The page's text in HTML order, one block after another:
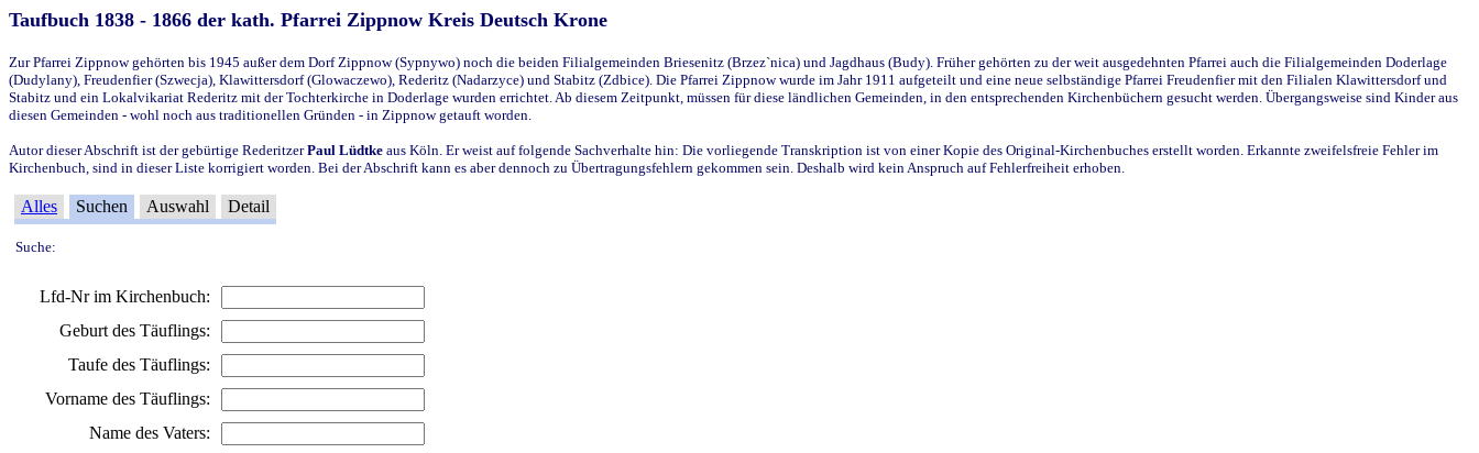
Taufbuch 1838 - 1866 der kath. Pfarrei Zippnow Kreis Deutsch Krone
Zur Pfarrei Zippnow gehörten bis 1945 außer dem Dorf Zippnow (Sypnywo) noch die beiden Filialgemeinden Briesenitz (Brzez`nica) und Jagdhaus (Budy). Früher gehörten zu der weit ausgedehnten Pfarrei auch die Filialgemeinden Doderlage
(Dudylany), Freudenfier (Szwecja), Klawittersdorf (Glowaczewo), Rederitz (Nadarzyce) und Stabitz (Zdbice). Die Pfarrei Zippnow wurde im Jahr 1911 aufgeteilt und eine neue selbständige Pfarrei Freudenfier mit den Filialen Klawittersdorf und
Stabitz und ein Lokalvikariat Rederitz mit der Tochterkirche in Doderlage wurden errichtet. Ab diesem Zeitpunkt, müssen für diese ländlichen Gemeinden, in den entsprechenden Kirchenbüchern gesucht werden. Übergangsweise sind Kinder aus
diesen Gemeinden - wohl noch aus traditionellen Gründen - in Zippnow getauft worden.
Autor dieser Abschrift ist der gebürtige RederitzerPaul Lüdtke aus Köln. Er weist auf folgende Sachverhalte hin: Die vorliegende Transkription ist von einer Kopie des Original-Kirchenbuches erstellt worden. Erkannte zweifelsfreie Fehler im
Kirchenbuch, sind in dieser Liste korrigiert worden. Bei der Abschrift kann es aber dennoch zu Übertragungsfehlern gekommen sein. Deshalb wird kein Anspruch auf Fehlerfreiheit erhoben.
Alles Suchen Auswahl Detail
Suche:
Lfd-Nr im Kirchenbuch:
Geburt des Täuflings:
Taufe des Täuflings:
Vorname des Täuflings:
Name des Vaters: